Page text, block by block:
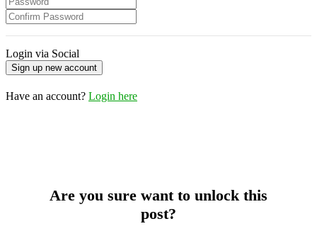
Login via Social
Have an account? Login here
Are you sure want to unlock this
post?